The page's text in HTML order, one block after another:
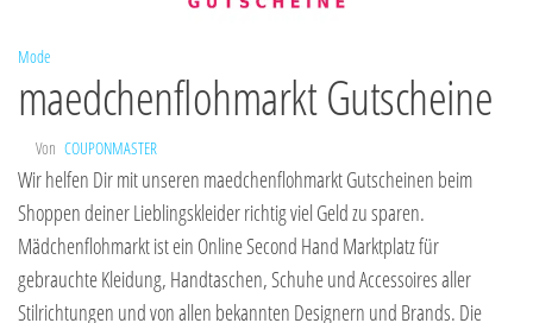
Mode
maedchenflohmarkt Gutscheine
Von COUPONMASTER
Wir helfen Dir mit unseren maedchenflohmarkt Gutscheinen beim
Shoppen deiner Lieblingskleider richtig viel Geld zu sparen.
Mädchenflohmarkt ist ein Online Second Hand Marktplatz für
gebrauchte Kleidung, Handtaschen, Schuhe und Accessoires aller
Stilrichtungen und von allen bekannten Designern und Brands. Die